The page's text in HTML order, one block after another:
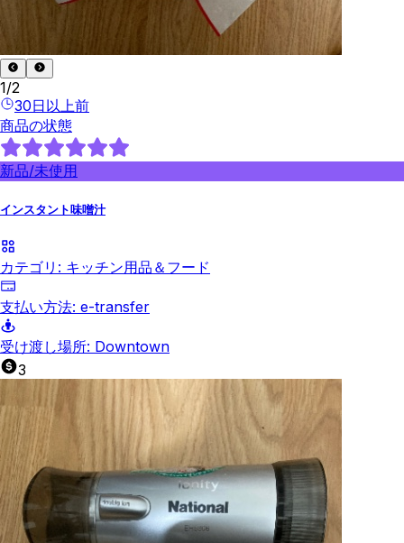
1/2
30日以上前
商品の状態
新品/未使用
インスタント味噌汁
カテゴリ: キッチン用品＆フード
支払い方法: e-transfer
受け渡し場所: Downtown
3